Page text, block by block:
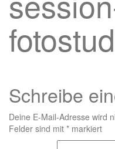
Schreibe
Deine E-Mail-Adresse wird
Felder sind mit * markiert